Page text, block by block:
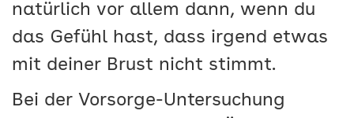
natürlich vor allem dann, wenn du
das Gefühl hast, dass irgend etwas
mit deiner Brust nicht stimmt.
Bei der Vorsorge-Untersuchung